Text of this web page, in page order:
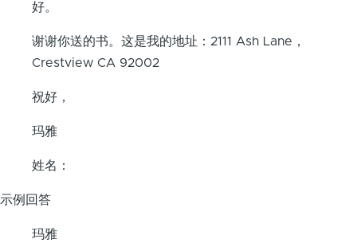
好。
谢谢你送的书。这是我的地址：2111 Ash Lane，
Crestview CA 92002
祝好，
玛雅
姓名：
示例回答
玛雅